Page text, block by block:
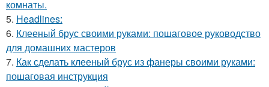
комнаты.
5. Headlines:
6. Клееный брус своими руками: пошаговое руководство
для домашних мастеров
7. Как сделать клееный брус из фанеры своими руками:
пошаговая инструкция